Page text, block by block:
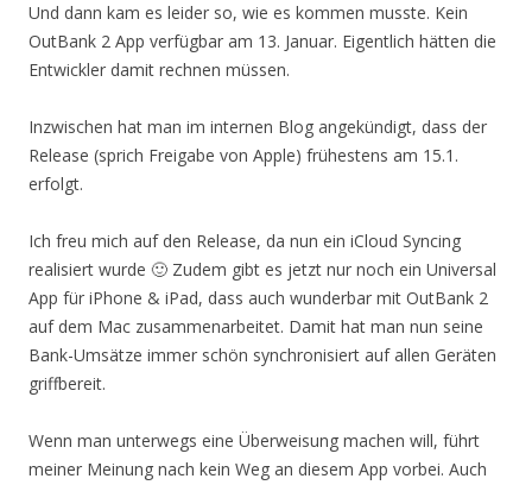
Und dann kam es leider so, wie es kommen musste. Kein
OutBank 2 App verfügbar am 13. Januar. Eigentlich hätten die
Entwickler damit rechnen müssen.
Inzwischen hat man im internen Blog angekündigt, dass der
Release (sprich Freigabe von Apple) frühestens am 15.1.
erfolgt.
Ich freu mich auf den Release, da nun ein iCloud Syncing
realisiert wurde 🙂 Zudem gibt es jetzt nur noch ein Universal
App für iPhone & iPad, dass auch wunderbar mit OutBank 2
auf dem Mac zusammenarbeitet. Damit hat man nun seine
Bank-Umsätze immer schön synchronisiert auf allen Geräten
griffbereit.
Wenn man unterwegs eine Überweisung machen will, führt
meiner Meinung nach kein Weg an diesem App vorbei. Auch